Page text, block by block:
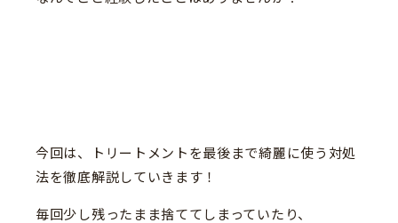
今回は、トリートメントを最後まで綺麗に使う対処
法を徹底解説していきます！
毎回少し残ったまま捨ててしまっていたり、